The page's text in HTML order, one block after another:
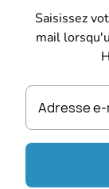
Saisissez
mail
Adresse e-